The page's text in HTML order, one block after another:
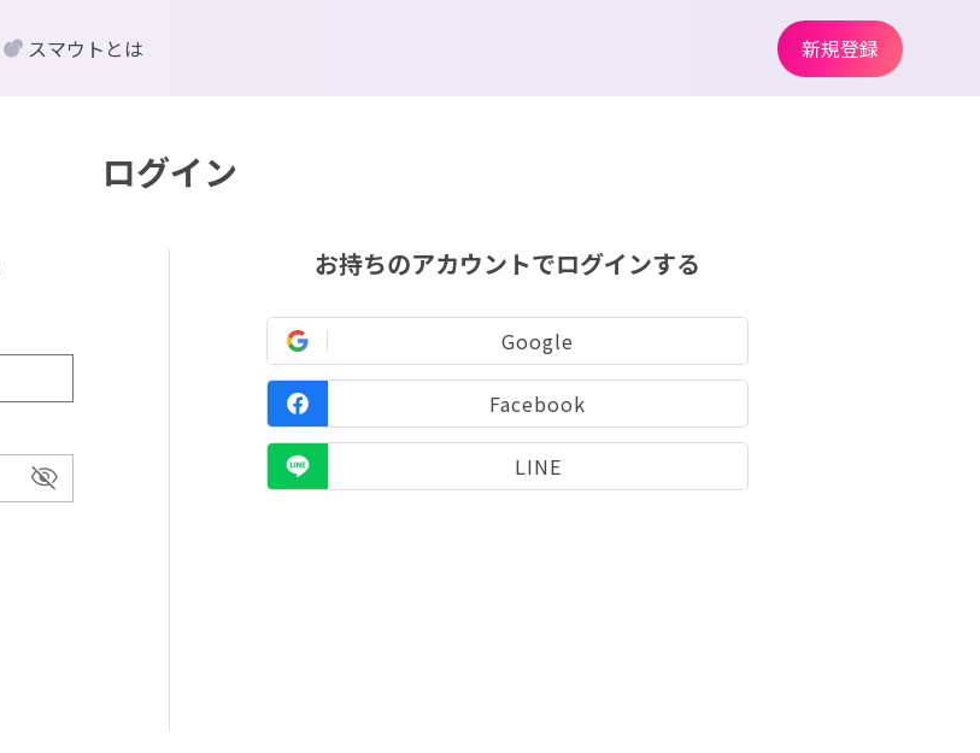
ログイン
お持ちのアカウントでログインする
Google
Facebook
LINE
スマウトとは 新規登録